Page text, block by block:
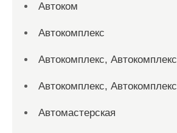
Автоком
Автокомплекс
Автокомплекс, Автокомплекс
Автокомплекс, Автокомплекс
Автомастерская